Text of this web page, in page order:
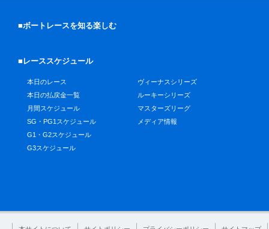
■ボートレースを知る楽しむ
■レーススケジュール
本日のレース
本日の払戻金一覧
月間スケジュール
SG・PG1スケジュール
G1・G2スケジュール
G3スケジュール
ヴィーナスシリーズ
ルーキーシリーズ
マスターズリーグ
メディア情報